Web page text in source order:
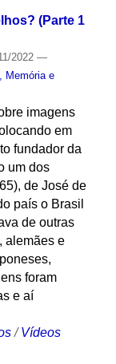
(Parte 1
2022 —
Memória e
imagens
em
fundador da
um dos
de José de
país o Brasil
de outras
alemães e
foram
e aí
/Vídeos